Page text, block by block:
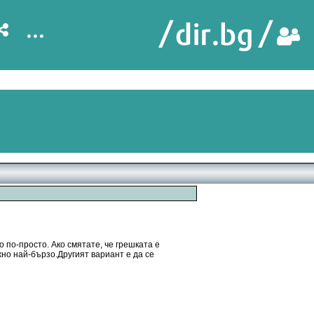
...
просто. Ако смятате, че грешката е
най-бързо.Другият вариант е да се